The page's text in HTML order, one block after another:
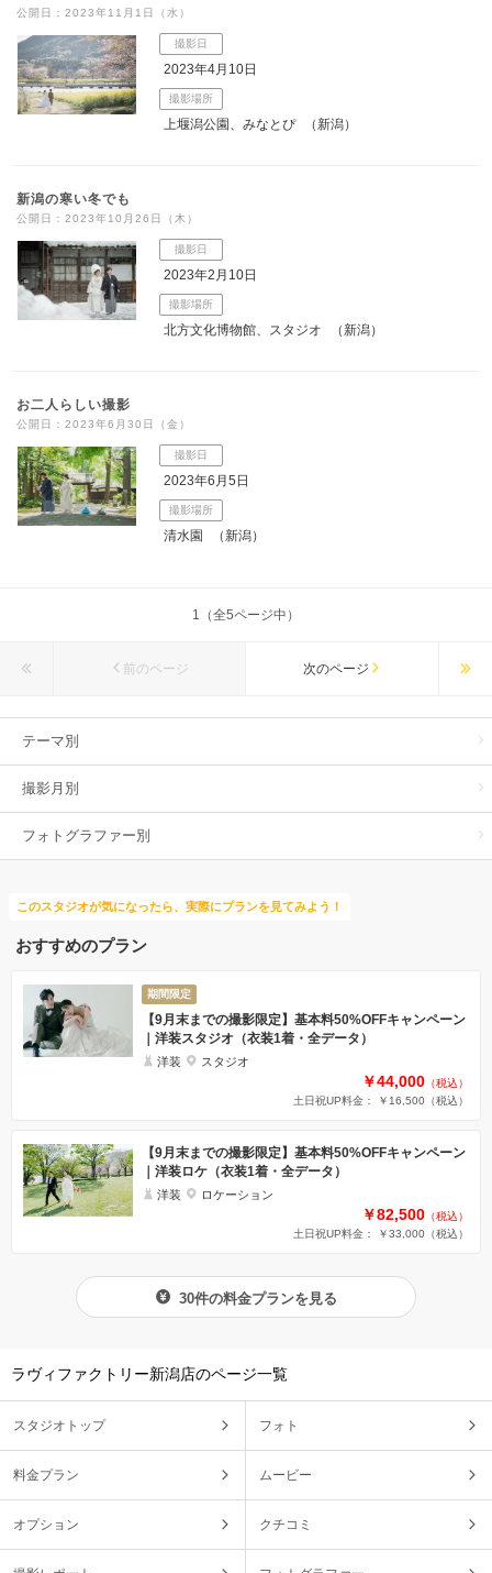
公開日：2023年11月1日（水）
撮影日
2023年4月10日
撮影場所
上堰潟公園、みなとぴ （新潟）
新潟の寒い冬でも
公開日：2023年10月26日（木）
撮影日
2023年2月10日
撮影場所
北方文化博物館、スタジオ （新潟）
お二人らしい撮影
公開日：2023年6月30日（金）
撮影日
2023年6月5日
撮影場所
清水園 （新潟）
1（全5ページ中）
前のページ 次のページ
テーマ別
撮影月別
フォトグラファー別
このスタジオが気になったら、実際にプランを見てみよう！
おすすめのプラン
期間限定
【9月末までの撮影限定】基本料50%OFFキャンペーン
｜洋装スタジオ（衣装1着・全データ）
洋装 スタジオ
￥44,000 （税込）
土日祝UP料金： ￥16,500 （税込）
【9月末までの撮影限定】基本料50%OFFキャンペーン
｜洋装ロケ（衣装1着・全データ）
洋装 ロケーション
￥82,500 （税込）
土日祝UP料金： ￥33,000 （税込）
30件の料金プランを見る
ラヴィファクトリー新潟店のページ一覧
スタジオトップ フォト
料金プラン ムービー
オプション クチコミ